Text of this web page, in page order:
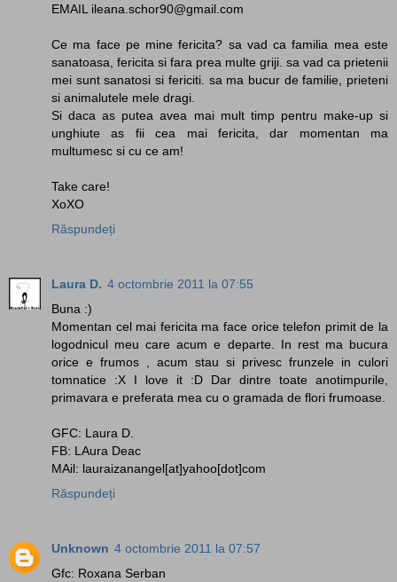
EMAIL ileana.schor90@gmail.com
Ce ma face pe mine fericita? sa vad ca familia mea este
sanatoasa, fericita si fara prea multe griji. sa vad ca prietenii
mei sunt sanatosi si fericiti. sa ma bucur de familie, prieteni
si animalutele mele dragi.
Si daca as putea avea mai mult timp pentru make-up si
unghiute as fii cea mai fericita, dar momentan ma
multumesc si cu ce am!
Take care!
XoXO
Răspundeți
Laura D. 4 octombrie 2011 la 07:55
Buna :)
Momentan cel mai fericita ma face orice telefon primit de la
logodnicul meu care acum e departe. In rest ma bucura
orice e frumos , acum stau si privesc frunzele in culori
tomnatice :X I love it :D Dar dintre toate anotimpurile,
primavara e preferata mea cu o gramada de flori frumoase.
GFC: Laura D.
FB: LAura Deac
MAil: lauraizanangel[at]yahoo[dot]com
Răspundeți
Unknown 4 octombrie 2011 la 07:57
Gfc: Roxana Serban